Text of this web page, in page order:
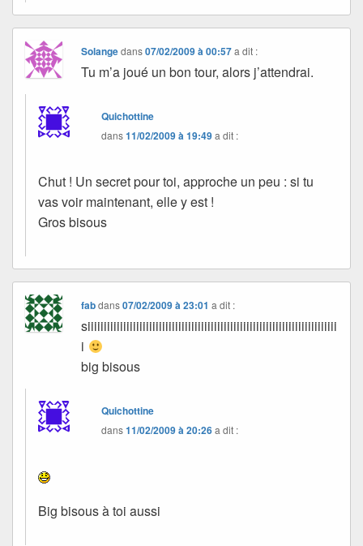
Solangedans07/02/2009 à 00:57 a dit :
Tu m’a joué un bon tour, alors j’attendrai.
Quichottine
dans11/02/2009 à 19:49a dit :
Chut ! Un secret pour toi, approche un peu : si tu
vas voir maintenant, elle y est !
Gros bisous
fabdans07/02/2009 à 23:01 a dit :
siiiiiiiiiiiiiiiiiiiiiiiiiiiiiiiiiiiiiiiiiiiiiiiiiiiiiiiiiiiiiiiiiiiiiiiiiiiii
i
big bisous
Quichottine
dans11/02/2009 à 20:26a dit :
Big bisous à toi aussi